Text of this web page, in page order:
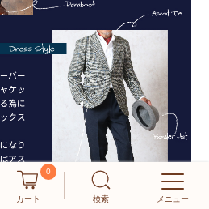
カート
0
検索 メニュー